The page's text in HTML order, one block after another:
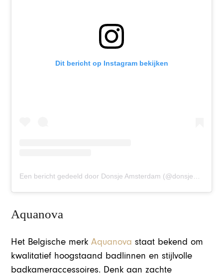
Dit bericht op Instagram bekijken
Aquanova
Het Belgische merkAquanova staat bekend om
kwalitatief hoogstaand badlinnen en stijlvolle
badkameraccessoires. Denk aan zachte